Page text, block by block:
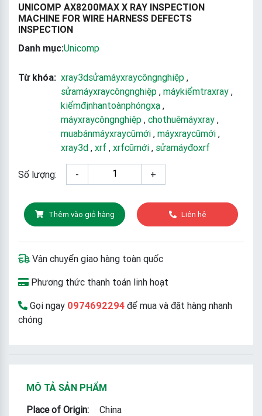
UNICOMP AX8200MAX X RAY INSPECTION
MACHINE FOR WIRE HARNESS DEFECTS
INSPECTION
Danh mục:Unicomp
Từ khóa: xray3dsửamáyxraycôngnghiệp ,
sửamáyxraycôngnghiệp , máykiểmtraxray ,
kiểmđịnhantoànphóngxạ ,
máyxraycôngnghiệp , chothuêmáyxray ,
muabánmáyxraycũmới , máyxraycũmới ,
xray3d , xrf , xrfcũmới , sửamáyđoxrf
Số lượng: - +
Thêm vào giỏ hàng Liên hệ
Vận chuyển giao hàng toàn quốc
Phương thức thanh toán linh hoạt
Gọi ngay 0974692294 để mua và đặt hàng nhanh
chóng
MÔ TẢ SẢN PHẨM
Place of Origin:
China